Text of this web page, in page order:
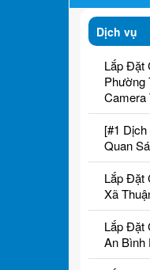
Dịch vụ
Lắp Đặt
Phường
Camera
[#1
Quan
Lắp Đặt
Xã
Lắp Đặt
An Bình